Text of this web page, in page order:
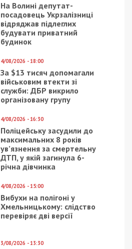
На Волині депутат-
посадовець Укрзалізниці
відряджав підлеглих
будувати приватний
будинок
4/08/2026 - 18:00
За $13 тисяч допомагали
військовим втекти зі
служби: ДБР викрило
організовану групу
4/08/2026 - 16:30
Поліцейську засудили до
максимальних 8 років
ув’язнення за смертельну
ДТП, у якій загинула 6-
річна дівчинка
4/08/2026 - 15:00
Вибухи на полігоні у
Хмельницькому: слідство
перевіряє дві версії
3/08/2026 - 13:30